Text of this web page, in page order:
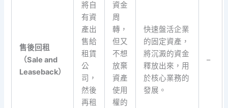
售後回租
（Sale and
Leaseback）
將自
有資
產出
售給
租賃
公
司，
然後
再租
資金
周
轉，
但又
不想
放棄
資產
使用
權的
快速盤活企業
的固定資產，
將沉澱的資金
釋放出來，用
於核心業務的
發展。
–